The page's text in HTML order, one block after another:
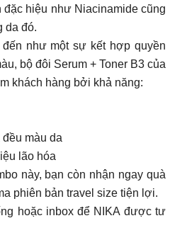
màu da
lão hóa
này, bạn còn nhận ngay quà
phiên bản travel size tiện lợi.
hoặc inbox để NIKA được tư
𝐓𝐡𝐚̂̀𝐲 𝐂𝐨̂ 𝐠𝐢𝐚́𝐨 𝐌𝐚𝐤𝐞𝐮𝐩 𝐀𝐫𝐭𝐢𝐬𝐭𝐬]
vinh dự đón tiếp các thầy cô
cùng học viên ghé thăm
nhận thấy nhu cầu chăm